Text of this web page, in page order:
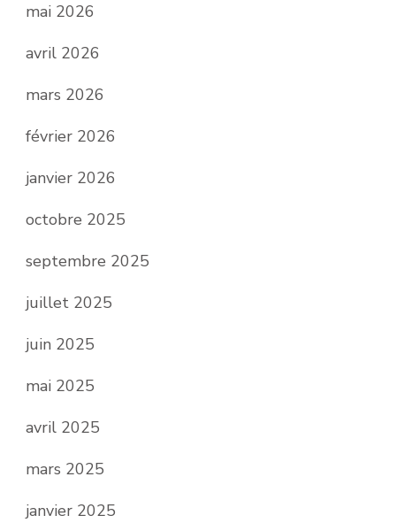
mai 2026
avril 2026
mars 2026
février 2026
janvier 2026
octobre 2025
septembre 2025
juillet 2025
juin 2025
mai 2025
avril 2025
mars 2025
janvier 2025